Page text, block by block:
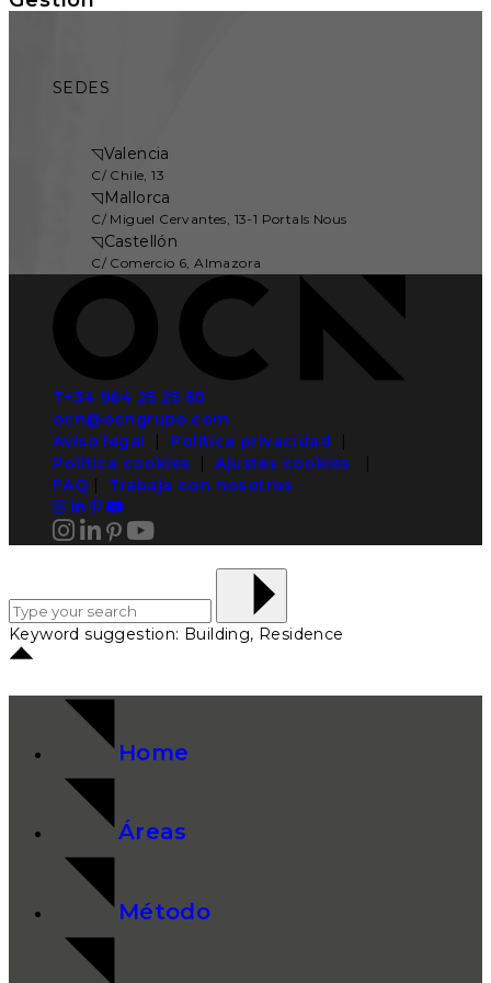
SEDES
◹Valencia
C/ Chile, 13
◹Mallorca
C/ Miguel Cervantes, 13-1 Portals Nous
◹Castellón
C/ Comercio 6, Almazora
T+34 964 25 25 50
ocn@ocngrupo.com
Aviso legal
Política privacidad
Política cookies |Ajustes cookies
FAQ
Trabaja con nosotros
Keyword suggestion: Building, Residence
Home
Áreas
Método